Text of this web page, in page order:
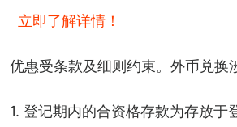
立即了解详情！
优惠受条款及细则约束。外币兑换
1. 登记期内的合资格存款为存放于